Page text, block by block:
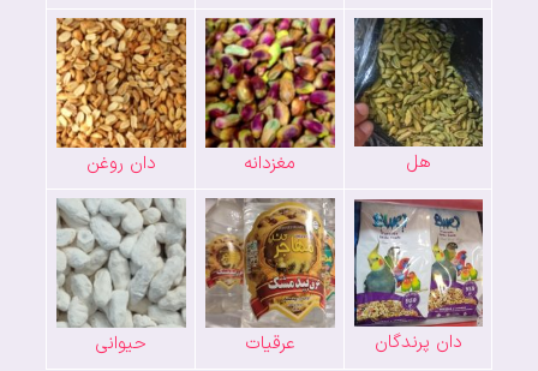
هل مغزدانه دان روغن
دان پرندگان عرقیات حیوانی